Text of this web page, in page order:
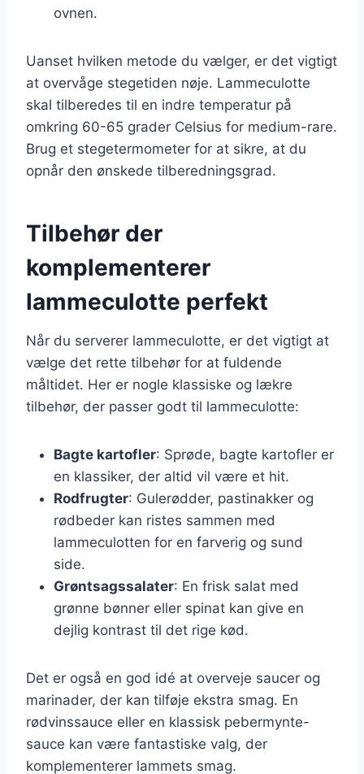
ovnen.
Uanset hvilken metode du vælger, er det vigtigt
at overvåge stegetiden nøje. Lammeculotte
skal tilberedes til en indre temperatur på
omkring 60-65 grader Celsius for medium-rare.
Brug et stegetermometer for at sikre, at du
opnår den ønskede tilberedningsgrad.
Tilbehør der
komplementerer
lammeculotte perfekt
Når du serverer lammeculotte, er det vigtigt at
vælge det rette tilbehør for at fuldende
måltidet. Her er nogle klassiske og lækre
tilbehør, der passer godt til lammeculotte:
Bagte kartofler: Sprøde, bagte kartofler er
en klassiker, der altid vil være et hit.
Rodfrugter: Gulerødder, pastinakker og
rødbeder kan ristes sammen med
lammeculotten for en farverig og sund
side.
Grøntsagssalater: En frisk salat med
grønne bønner eller spinat kan give en
dejlig kontrast til det rige kød.
Det er også en god idé at overveje saucer og
marinader, der kan tilføje ekstra smag. En
rødvinssauce eller en klassisk pebermynte-
sauce kan være fantastiske valg, der
komplementerer lammets smag.